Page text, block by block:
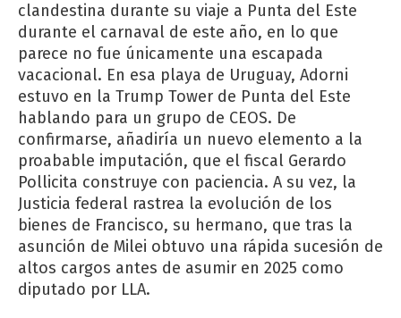
clandestina durante su viaje a Punta del Este
durante el carnaval de este año, en lo que
parece no fue únicamente una escapada
vacacional. En esa playa de Uruguay, Adorni
estuvo en la Trump Tower de Punta del Este
hablando para un grupo de CEOS. De
confirmarse, añadiría un nuevo elemento a la
proabable imputación, que el fiscal Gerardo
Pollicita construye con paciencia. A su vez, la
Justicia federal rastrea la evolución de los
bienes de Francisco, su hermano, que tras la
asunción de Milei obtuvo una rápida sucesión de
altos cargos antes de asumir en 2025 como
diputado por LLA.